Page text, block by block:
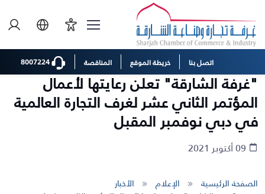
اتصل بنا خريطة الموقع المناقصة
"غرفة الشارقة" تعلن رعايتها لأعمال
المؤتمر الثاني عشر لغرف التجارة العالمية
في دبي نوفمبر المقبل
الصفحة الرئيسية الإعلام
الأخبار